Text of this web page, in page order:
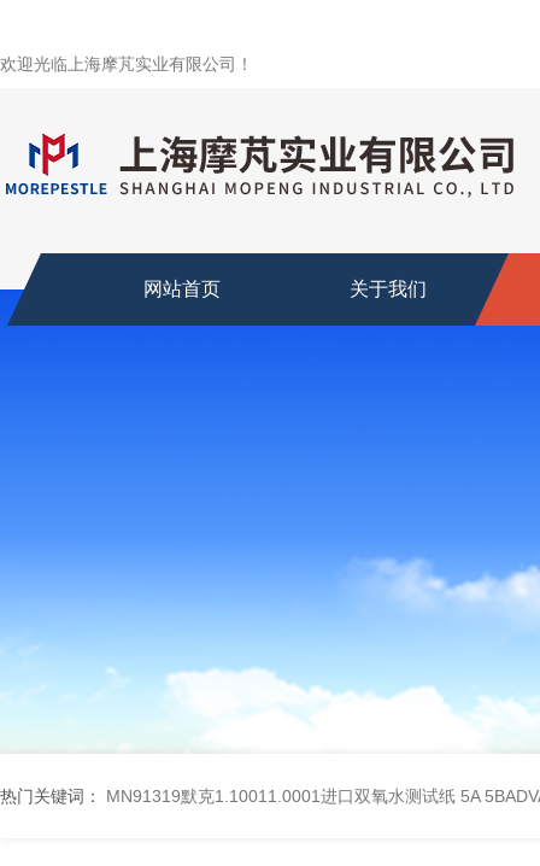
欢迎光临上海摩芃实业有限公司！
网站首页 关于我们
热门关键词： MN91319默克1.10011.0001进口双氧水测试纸 5A